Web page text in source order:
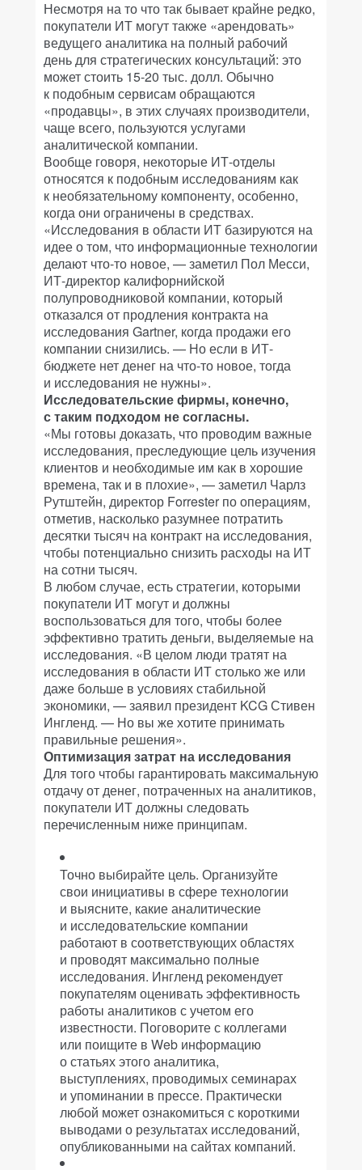
Несмотря на то что так бывает крайне редко,
покупатели ИТ могут также «арендовать»
ведущего аналитика на полный рабочий
день для стратегических консультаций: это
может стоить 15-20 тыс. долл. Обычно
к подобным сервисам обращаются
«продавцы», в этих случаях производители,
чаще всего, пользуются услугами
аналитической компании.
Вообще говоря, некоторые ИТ-отделы
относятся к подобным исследованиям как
к необязательному компоненту, особенно,
когда они ограничены в средствах.
«Исследования в области ИТ базируются на
идее о том, что информационные технологии
делают что-то новое, — заметил Пол Месси,
ИТ-директор калифорнийской
полупроводниковой компании, который
отказался от продления контракта на
исследования Gartner, когда продажи его
компании снизились. — Но если в ИТ-
бюджете нет денег на что-то новое, тогда
и исследования не нужны».
Исследовательские фирмы, конечно,
с таким подходом не согласны.
«Мы готовы доказать, что проводим важные
исследования, преследующие цель изучения
клиентов и необходимые им как в хорошие
времена, так и в плохие», — заметил Чарлз
Рутштейн, директор Forrester по операциям,
отметив, насколько разумнее потратить
десятки тысяч на контракт на исследования,
чтобы потенциально снизить расходы на ИТ
на сотни тысяч.
В любом случае, есть стратегии, которыми
покупатели ИТ могут и должны
воспользоваться для того, чтобы более
эффективно тратить деньги, выделяемые на
исследования. «В целом люди тратят на
исследования в области ИТ столько же или
даже больше в условиях стабильной
экономики, — заявил президент KCG Стивен
Ингленд. — Но вы же хотите принимать
правильные решения».
Оптимизация затрат на исследования
Для того чтобы гарантировать максимальную
отдачу от денег, потраченных на аналитиков,
покупатели ИТ должны следовать
перечисленным ниже принципам.
Точно выбирайте цель. Организуйте
свои инициативы в сфере технологии
и выясните, какие аналитические
и исследовательские компании
работают в соответствующих областях
и проводят максимально полные
исследования. Ингленд рекомендует
покупателям оценивать эффективность
работы аналитиков с учетом его
известности. Поговорите с коллегами
или поищите в Web информацию
о статьях этого аналитика,
выступлениях, проводимых семинарах
и упоминании в прессе. Практически
любой может ознакомиться с короткими
выводами о результатах исследований,
опубликованными на сайтах компаний.